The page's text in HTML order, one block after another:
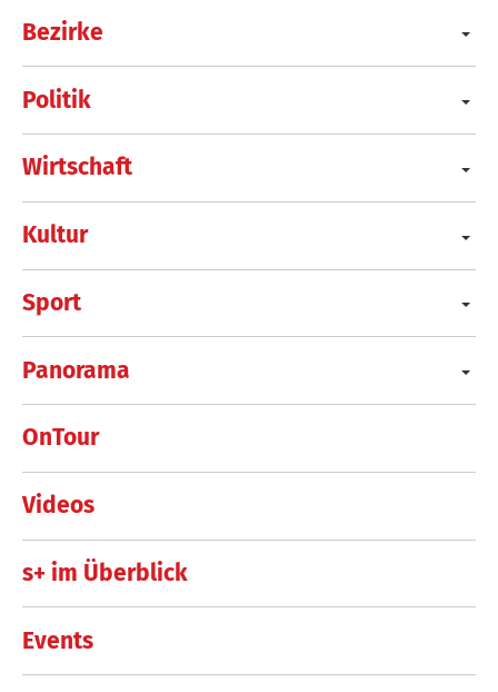
Bezirke
Politik
Wirtschaft
Kultur
Sport
Panorama
OnTour
Videos
s+ im Überblick
Events